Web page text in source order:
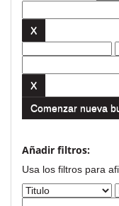
Comenzar nueva
Añadir filtros:
Usa los filtros para